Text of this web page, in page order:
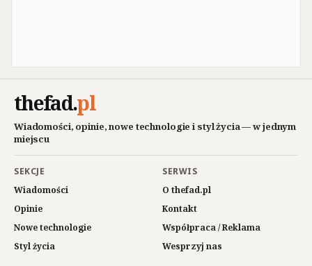
thefad.pl
Wiadomości, opinie, nowe technologie i styl życia — w jednym
miejscu
SEKCJE
Wiadomości
Opinie
Nowe technologie
Styl życia
SERWIS
O thefad.pl
Kontakt
Współpraca / Reklama
Wesprzyj nas